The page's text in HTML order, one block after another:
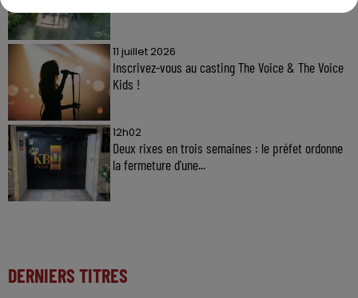
11 juillet 2026
Inscrivez-vous au casting The Voice & The Voice
Kids !
12h02
Deux rixes en trois semaines : le préfet ordonne
la fermeture d'une...
DERNIERS TITRES